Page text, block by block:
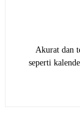
Akurat dan
seperti